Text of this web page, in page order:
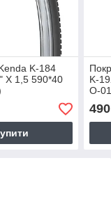
K-184
X 1,5 590*40
K-
O-
490